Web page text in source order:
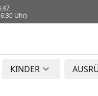
47
Uhr)
KINDER